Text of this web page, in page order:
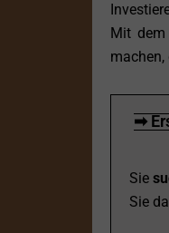
Mit dem
machen,
➡
Sie
Sie